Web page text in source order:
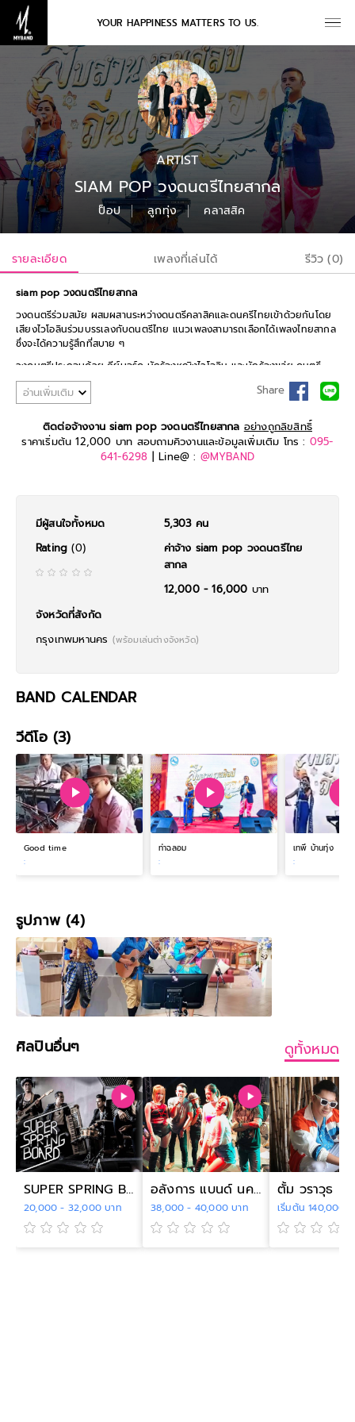
YOUR HAPPINESS MATTERS TO US.
ARTIST
SIAM POP วงดนตรีไทยสากล
ป็อป ลูกทุ่ง คลาสสิค
รายละเอียด เพลงที่เล่นได้ รีวิว (0)
siam pop วงดนตรีไทยสากล
วงดนตรีร่วมสมัย ผสมผสานระหว่างดนตรีคลาสิคและดนครีไทยเข้าด้วยกันโดย
เสียงไวโอลินร่วมบรรเลงกับดนตรีไทย แนวเพลงสามารถเลือกได้เพลงไทยสากล
ซึ่งจะได้ความรู้สึกที่สบาย ๆ
วงดนตรีประกอบด้วย คีย์บอร์ด นักร้องหญิงไวโอลิน และนักร้องขลุ่ย ดนตรี
เครื่องเสียงสามารถ เปลี่ยนเป็นในสไตล์ที่รูปแบบงานต้องการ นักร้องเป่าฟลุต
ร้องสากลดีนักร้องไวโอลินร้องเพลงได้ บวกดนตรีไทยขิมหรือซอด้วง คีย์บอร์ด
สามารถรีเควสได้
จุดเด่น คือ การแต่งกายจะเป็นชุดไทยร่วมสมัยเสมอ
อ่านเพิ่มเติม Share
ติดต่อจ้างงาน siam pop วงดนตรีไทยสากล อย่างถูกลิขสิทธิ์
ราคาเริ่มต้น 12,000 บาท สอบถามคิวงานและข้อมูลเพิ่มเติม โทร : 095-
641-6298 | Line@ : @MYBAND
มีผู้สนใจทั้งหมด
5,303 คน
Rating (0)
ค่าจ้าง siam pop วงดนตรีไทย
สากล
12,000 - 16,000 บาท
จังหวัดที่สังกัด
กรุงเทพมหานคร (พร้อมเล่นต่างจังหวัด)
BAND CALENDAR
วีดีโอ (3)
Good time
:
ท่าฉลอม
:
เทพี บ้านทุ่ง
:
รูปภาพ (4)
ศิลปินอื่นๆ ดูทั้งหมด
SUPER SPRING BOARD
20,000 - 32,000 บาท
อลังการ แบนด์ นครศรีธรรมราช
38,000 - 40,000 บาท
ตั้ม วราวุธ
เริ่มต้น 140,000